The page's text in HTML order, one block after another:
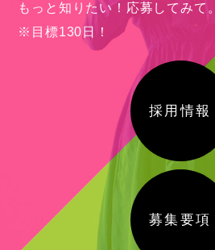
もっと知りたい！応募してみて。
※目標130日！
採用情報
募集要項